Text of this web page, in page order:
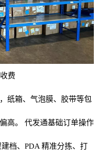
费
纸箱、气泡膜、胶带等包
高。 代发通基础订单操作
档、PDA 精准分拣、打